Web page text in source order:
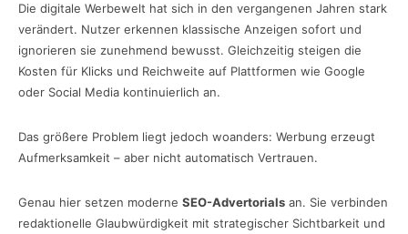
Die digitale Werbewelt hat sich in den vergangenen Jahren stark
verändert. Nutzer erkennen klassische Anzeigen sofort und
ignorieren sie zunehmend bewusst. Gleichzeitig steigen die
Kosten für Klicks und Reichweite auf Plattformen wie Google
oder Social Media kontinuierlich an.
Das größere Problem liegt jedoch woanders: Werbung erzeugt
Aufmerksamkeit – aber nicht automatisch Vertrauen.
Genau hier setzen moderne SEO-Advertorials an. Sie verbinden
redaktionelle Glaubwürdigkeit mit strategischer Sichtbarkeit und